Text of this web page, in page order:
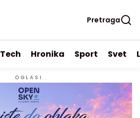
Pretraga
Tech Hronika Sport Svet
OGLASI